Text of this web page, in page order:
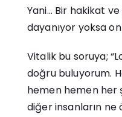
Yani… Bir hakikat
dayanıyor yoksa
Vitalik bu soruya;
doğru buluyorum.
hemen hemen her
diğer insanların ne